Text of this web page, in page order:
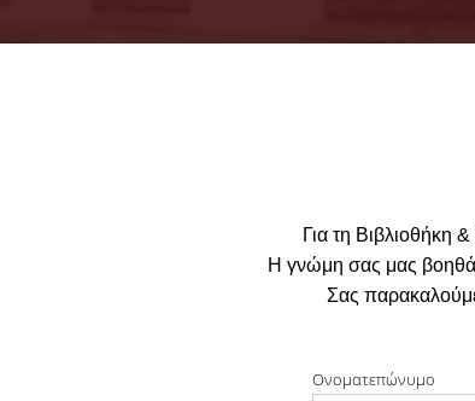
Για τη Βιβλιοθήκη
Η γνώμη σας μας βοηθά
Σας
Ονοματεπώνυμο